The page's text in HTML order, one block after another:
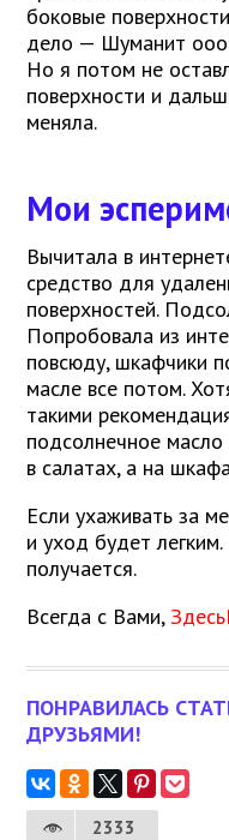
боковые
дело — Шуманит
Но я потом не
поверхности и
меняла.
Мои
Вычитала в
средство для
поверхностей.
Попробовала из
повсюду, шкафчики
масле все потом.
такими
подсолнечное
в салатах, а на
Если ухаживать за
и уход будет
получается.
Всегда с Вами,
ПОНРАВИЛАСЬ
ДРУЗЬЯМИ!
2333